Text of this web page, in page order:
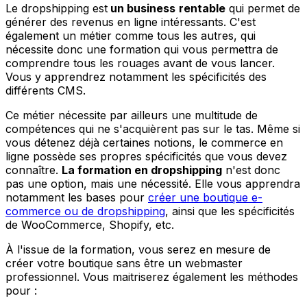
Le dropshipping est un business rentable qui permet de
générer des revenus en ligne intéressants. C'est
également un métier comme tous les autres, qui
nécessite donc une formation qui vous permettra de
comprendre tous les rouages avant de vous lancer.
Vous y apprendrez notamment les spécificités des
différents CMS.
Ce métier nécessite par ailleurs une multitude de
compétences qui ne s'acquièrent pas sur le tas. Même si
vous détenez déjà certaines notions, le commerce en
ligne possède ses propres spécificités que vous devez
connaître. La formation en dropshipping n'est donc
pas une option, mais une nécessité. Elle vous apprendra
notamment les bases pour créer une boutique e-
commerce ou de dropshipping, ainsi que les spécificités
de WooCommerce, Shopify, etc.
À l'issue de la formation, vous serez en mesure de
créer votre boutique sans être un webmaster
professionnel. Vous maitriserez également les méthodes
pour :